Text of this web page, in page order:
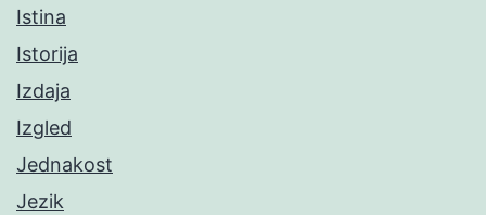
Istina
Istorija
Izdaja
Izgled
Jednakost
Jezik